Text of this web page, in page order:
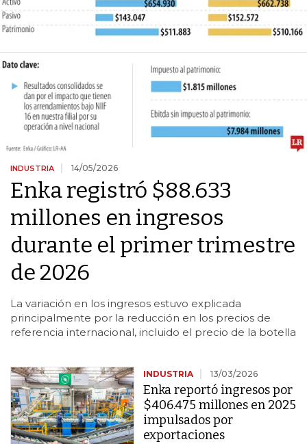
INDUSTRIA 14/05/2026
Enka registró $88.633
millones en ingresos
durante el primer trimestre
de 2026
La variación en los ingresos estuvo explicada
principalmente por la reducción en los precios de
referencia internacional, incluido el precio de la botella
INDUSTRIA 13/03/2026
Enka reportó ingresos por
$406.475 millones en 2025
impulsados por
exportaciones